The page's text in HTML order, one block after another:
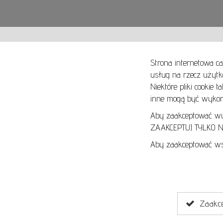
Strona internetowa
usług na rzecz
Niektóre pliki cookie
inne mogą być
Aby zaakceptować
ZAAKCEPTUJ TYLKO
Aby zaakceptować
SPOSOBY PŁATNOŚCI
SPOSOBY DOSTAWY
ZWROTY I REKLAMACJE
REGULAMIN AUKCJI